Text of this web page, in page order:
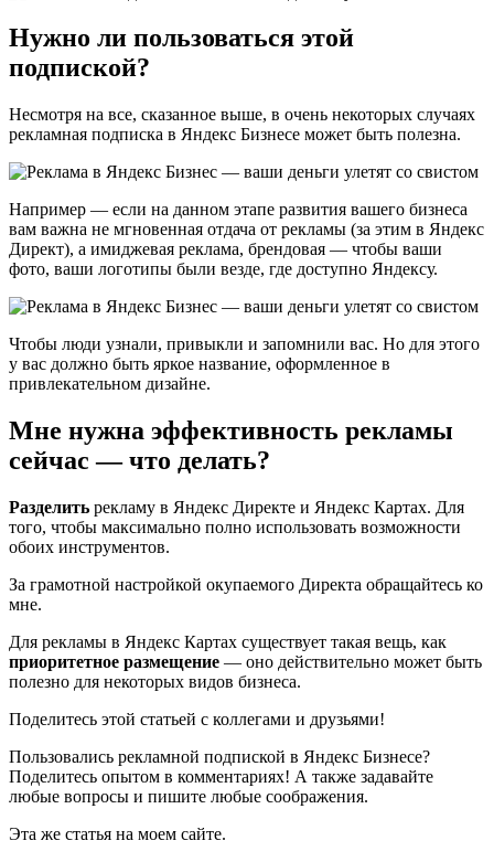
Нужно ли пользоваться этой
подпиской?
Несмотря на все, сказанное выше, в очень некоторых случаях
рекламная подписка в Яндекс Бизнесе может быть полезна.
Например — если на данном этапе развития вашего бизнеса
вам важна не мгновенная отдача от рекламы (за этим в Яндекс
Директ), а имиджевая реклама, брендовая — чтобы ваши
фото, ваши логотипы были везде, где доступно Яндексу.
Чтобы люди узнали, привыкли и запомнили вас. Но для этого
у вас должно быть яркое название, оформленное в
привлекательном дизайне.
Мне нужна эффективность рекламы
сейчас — что делать?
Разделить рекламу в Яндекс Директе и Яндекс Картах. Для
того, чтобы максимально полно использовать возможности
обоих инструментов.
За грамотной настройкой окупаемого Директа обращайтесь ко
мне.
Для рекламы в Яндекс Картах существует такая вещь, как
приоритетное размещение — оно действительно может быть
полезно для некоторых видов бизнеса.
Поделитесь этой статьей с коллегами и друзьями!
Пользовались рекламной подпиской в Яндекс Бизнесе?
Поделитесь опытом в комментариях! А также задавайте
любые вопросы и пишите любые соображения.
Эта же статья на моем сайте.